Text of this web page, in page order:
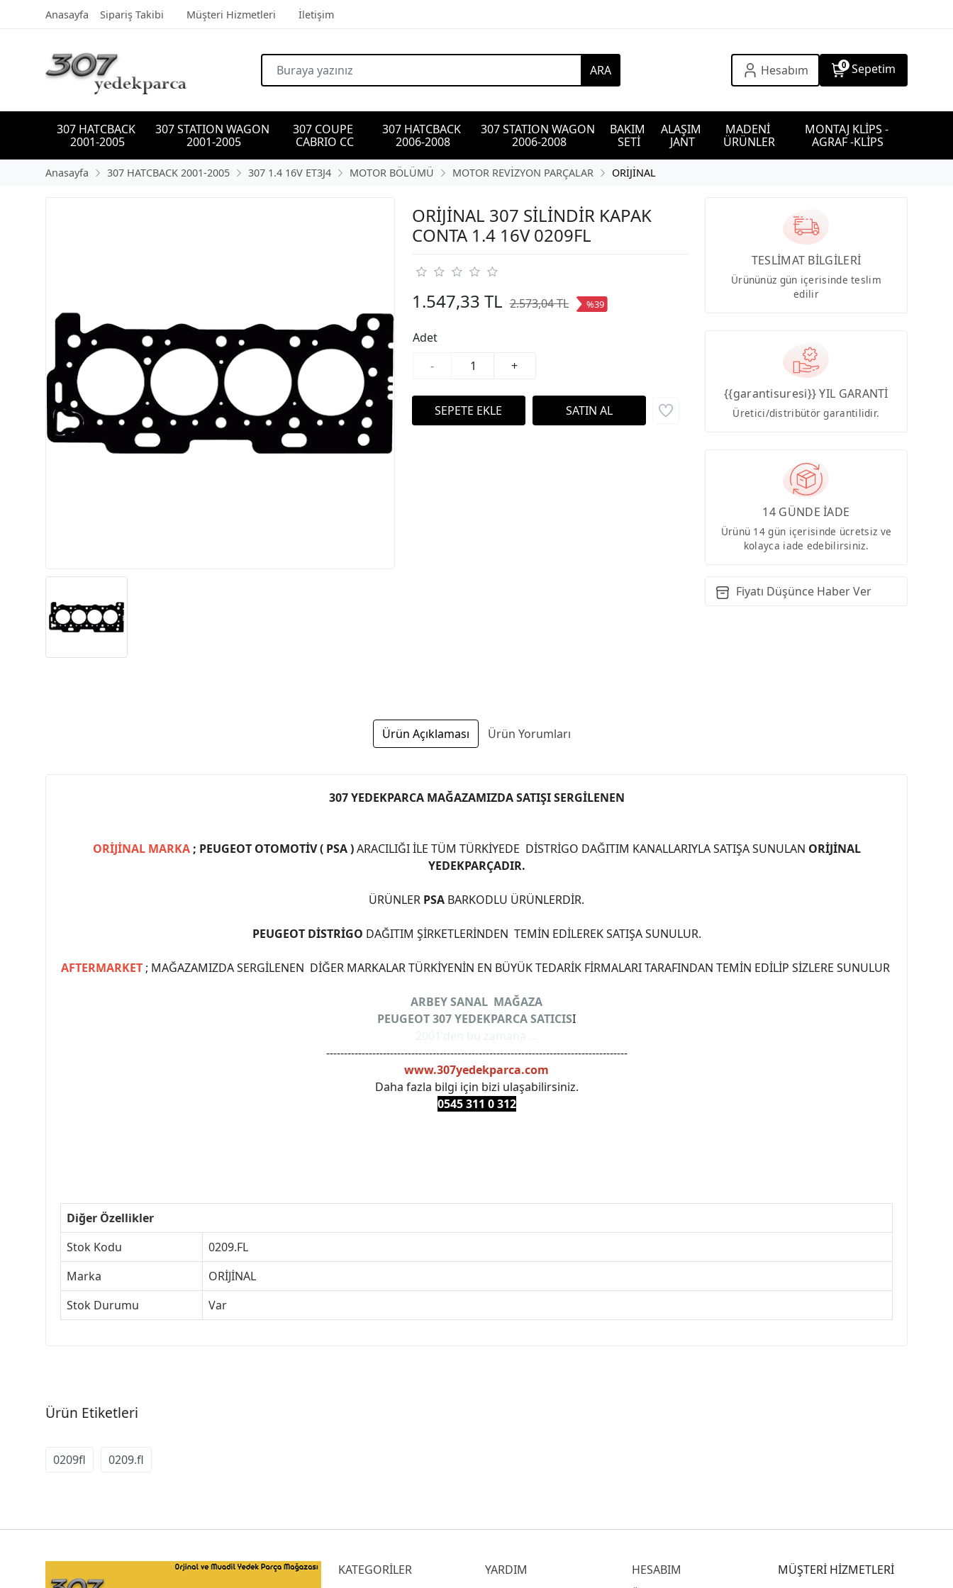
Anasayfa Sipariş Takibi Müşteri Hizmetleri İletişim
ARA Hesabım 0 Sepetim
307 HATCBACK
2001-2005
307 STATION WAGON
2001-2005
307 COUPE
CABRIO CC
307 HATCBACK
2006-2008
307 STATION WAGON
2006-2008
BAKIM
SETİ
ALAŞIM
JANT
MADENİ
ÜRÜNLER
MONTAJ KLİPS -
AGRAF -KLİPS
Anasayfa 307 HATCBACK 2001-2005 307 1.4 16V ET3J4 MOTOR BÖLÜMÜ MOTOR REVİZYON PARÇALAR ORİJİNAL
ORİJİNAL 307 SİLİNDİR KAPAK
CONTA 1.4 16V 0209FL
1.547,33 TL 2.573,04 TL %39
Adet
-
+
TESLİMAT BİLGİLERİ
Ürününüz gün içerisinde teslim
edilir
{{garantisuresi}} YIL GARANTİ
Üretici/distribütör garantilidir.
14 GÜNDE İADE
Ürünü 14 gün içerisinde ücretsiz ve
kolayca iade edebilirsiniz.
Fiyatı Düşünce Haber Ver
Ürün Açıklaması Ürün Yorumları
307 YEDEKPARCA MAĞAZAMIZDA SATIŞI SERGİLENEN
ORİJİNAL MARKA; PEUGEOT OTOMOTİV ( PSA )ARACILIĞI İLE TÜM TÜRKİYEDE DİSTRİGO DAĞITIM KANALLARIYLA SATIŞA SUNULAN ORİJİNAL
YEDEKPARÇADIR.
ÜRÜNLER PSA BARKODLU ÜRÜNLERDİR.
PEUGEOT DİSTRİGO DAĞITIM ŞİRKETLERİNDEN TEMİN EDİLEREK SATIŞA SUNULUR.
AFTERMARKET ; MAĞAZAMIZDA SERGİLENEN DİĞER MARKALAR TÜRKİYENİN EN BÜYÜK TEDARİK FİRMALARI TARAFINDAN TEMİN EDİLİP SİZLERE SUNULUR
ARBEY SANAL MAĞAZA
PEUGEOT 307 YEDEKPARCA SATICISI
-------------------------------------------------------------------------------------
www.307yedekparca.com
Daha fazla bilgi için bizi ulaşabilirsiniz.
0545 311 0 312
Diğer Özellikler
Stok Kodu
0209.FL
Marka
ORİJİNAL
Stok Durumu
Var
Ürün Etiketleri
0209fl 0209.fl
KATEGORİLER YARDIM HESABIM MÜŞTERİ HİZMETLERİ